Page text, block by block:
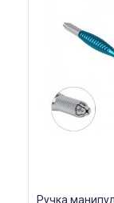
Ручка